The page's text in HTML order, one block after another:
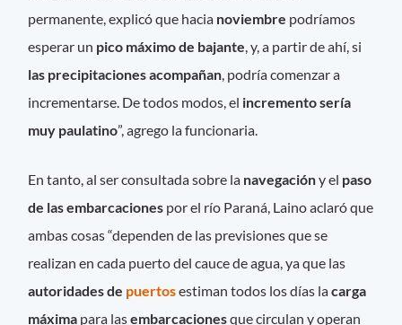
permanente, explicó que hacia noviembre podríamos
esperar un pico máximo de bajante, y, a partir de ahí, si
las precipitaciones acompañan, podría comenzar a
incrementarse. De todos modos, el incremento sería
muy paulatino”, agrego la funcionaria.
En tanto, al ser consultada sobre la navegacióny el paso
de las embarcaciones por el río Paraná, Laino aclaró que
ambas cosas “dependen de las previsiones que se
realizan en cada puerto del cauce de agua, ya que las
autoridades de puertosestiman todos los días lacarga
máxima para lasembarcacionesque circulan y operan